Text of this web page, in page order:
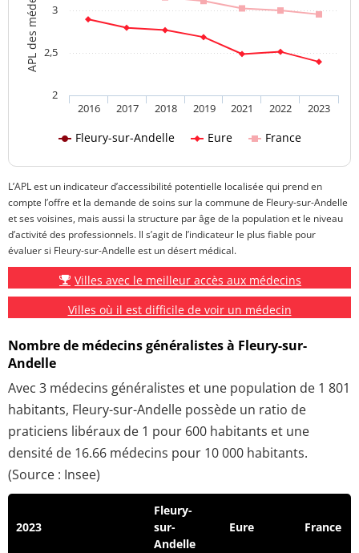
Fleury-sur-Andelle Eure France
2016 2017 2018 2019 2021 2022 2023
2
2,5
3
L’APL est un indicateur d’accessibilité potentielle localisée qui prend en
compte l’offre et la demande de soins sur la commune de Fleury-sur-Andelle
et ses voisines, mais aussi la structure par âge de la population et le niveau
d’activité des professionnels. Il s’agit de l’indicateur le plus fiable pour
évaluer si Fleury-sur-Andelle est un désert médical.
Villes avec le meilleur accès aux médecins
Villes où il est difficile de voir un médecin
Nombre de médecins généralistes à Fleury-sur-
Andelle
Avec 3 médecins généralistes et une population de 1 801
habitants, Fleury-sur-Andelle possède un ratio de
praticiens libéraux de 1 pour 600 habitants et une
densité de 16.66 médecins pour 10 000 habitants.
(Source : Insee)
2023
Fleury-
sur-
Andelle
Eure France